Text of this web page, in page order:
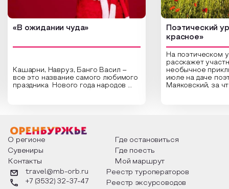
«В ожидании чуда»
Кашарни, Навруз, Банго Васил –
все это название самого любимого
праздника Нового года народов
о том, как встречают новый год в
разных уголках страны, какие
обряды совершают на удачу и
благополучие, в чем схожи и
различаются традиции. Кто такой
Дед Мороз и откуда он пришел, как
его называют в разных уголках
страны и как появились елочные
Поэтический
красное»
На поэтическом
расскажет
необычное
июле на даче
Маяковский, за
Твардовского и
каждой строчке
восхищение
яркому времени
О регионе
Где остановиться
Сувениры
Где поесть
Контакты
Мой маршрут
travel@mb-orb.ru
+7 (3532) 32-37-47
Реестр туроператоров
Реестр эксурсоводов